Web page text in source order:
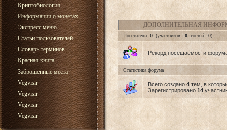
Криптобиология
Информации о монетах
Экспресс меню
Статьи пользователей
Словарь терминов
Красная книга
Заброшенные места
Vegvisir
Vegvisir
Vegvisir
Vegvisir
ДОПОЛНИТЕЛЬНАЯ
Посетители: 0 (участников - 0 , гостей - 0)
Рекорд посещаемости
Статистика форума
Всего создано 4тем, в
Зарегистрировано 14